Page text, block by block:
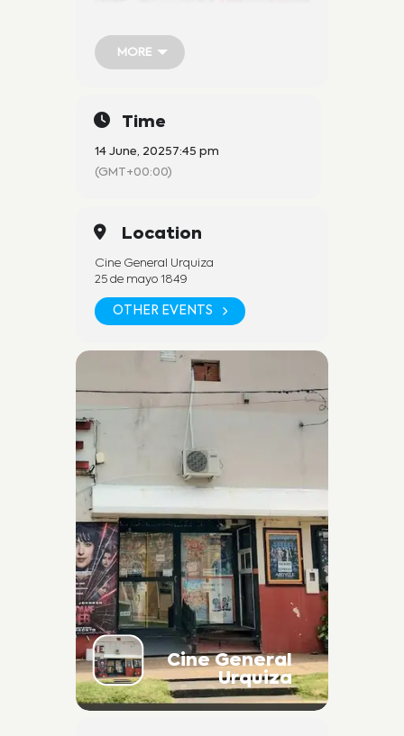
boletería
SEGUINOS EN REDES SOCIALES
https://www.facebook.com/cineu
rquizadesanjose
Instagram:
https://www.instagram.com/cineu
rquizasj/
POR MAS INFORMACION
+54 9 (3447) 45 2278 (WhatsApp)
Cine y Teatro Urquiza. Dirección:
25 de mayo 1849, Villa San José,
Entre Ríos.
///Cartelera y precios sujetos a
modificación sin previo aviso///
MORE
Time
14 June, 20257:45 pm
(GMT+00:00)
Location
Cine General Urquiza
25 de mayo 1849
OTHER EVENTS
Cine General
Urquiza